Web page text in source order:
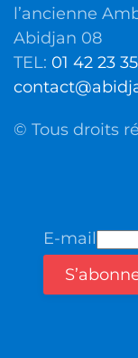
l’ancienne
Abidjan 08
TEL: 01 42 23
© Tous droits
E-mail